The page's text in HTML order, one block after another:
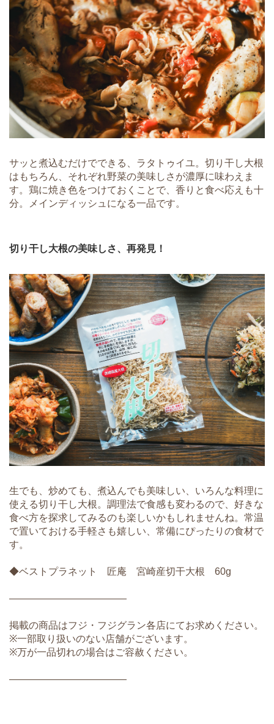
サッと煮込むだけでできる、ラタトゥイユ。切り干し大根
はもちろん、それぞれ野菜の美味しさが濃厚に味わえま
す。鶏に焼き色をつけておくことで、香りと食べ応えも十
分。メインディッシュになる一品です。
切り干し大根の美味しさ、再発見！
生でも、炒めても、煮込んでも美味しい、いろんな料理に
使える切り干し大根。調理法で食感も変わるので、好きな
食べ方を探求してみるのも楽しいかもしれませんね。常温
で置いておける手軽さも嬉しい、常備にぴったりの食材で
す。
◆ベストプラネット 匠庵 宮崎産切干大根 60g
――――――――――――
掲載の商品はフジ・フジグラン各店にてお求めください。
※一部取り扱いのない店舗がございます。
※万が一品切れの場合はご容赦ください。
――――――――――――